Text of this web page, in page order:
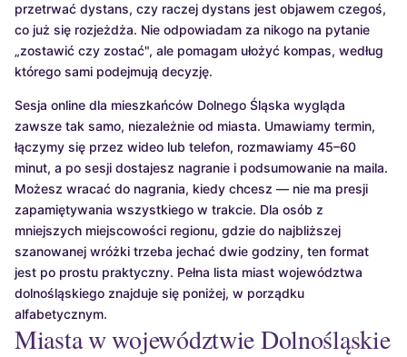
przetrwać dystans, czy raczej dystans jest objawem czegoś,
co już się rozjeżdża. Nie odpowiadam za nikogo na pytanie
„zostawić czy zostać", ale pomagam ułożyć kompas, według
którego sami podejmują decyzję.
Sesja online dla mieszkańców Dolnego Śląska wygląda
zawsze tak samo, niezależnie od miasta. Umawiamy termin,
łączymy się przez wideo lub telefon, rozmawiamy 45–60
minut, a po sesji dostajesz nagranie i podsumowanie na maila.
Możesz wracać do nagrania, kiedy chcesz — nie ma presji
zapamiętywania wszystkiego w trakcie. Dla osób z
mniejszych miejscowości regionu, gdzie do najbliższej
szanowanej wróżki trzeba jechać dwie godziny, ten format
jest po prostu praktyczny. Pełna lista miast województwa
dolnośląskiego znajduje się poniżej, w porządku
alfabetycznym.
Miasta w województwie Dolnośląskie